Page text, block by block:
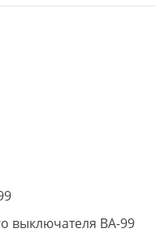
выключателя ВА-99